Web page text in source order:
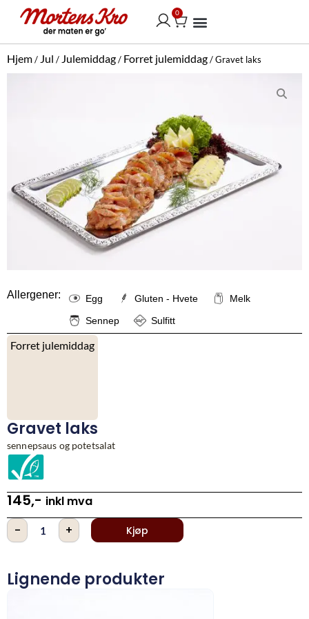
Hopp
innholdet
0
Handlekurv
Hjem/ Jul / Julemiddag/ Forret julemiddag/ Gravet laks
Allergener: Egg Gluten - Hvete
Melk
Sennep
Sulfitt
Forret julemiddag
Gravet laks
sennepsaus og potetsalat
145,- inkl mva
- Gravet
laks
+ Kjøp
Lignende produkter